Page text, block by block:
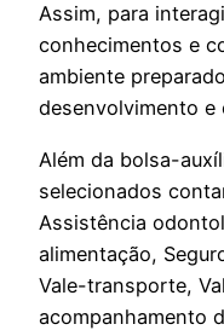
Assim, para
conhecimentos e
ambiente
desenvolvimento
Além da bolsa-
selecionados
Assistência
alimentação,
Vale-transporte,
acompanhamento